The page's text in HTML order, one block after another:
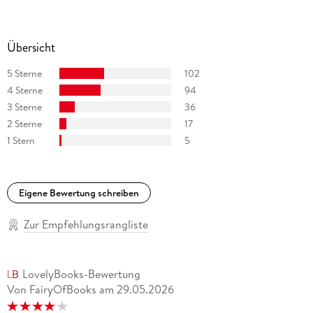
Übersicht
5 Sterne
102
4 Sterne
94
3 Sterne
36
2 Sterne
17
1 Stern
5
Eigene Bewertung schreiben
Zur Empfehlungsrangliste
LovelyBooks-Bewertung
Von FairyOfBooks am 29.05.2026